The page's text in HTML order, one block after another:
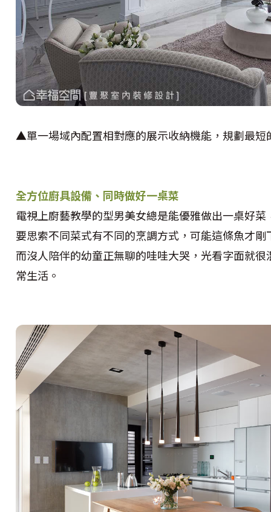
▲單一場域內配置相對應的展示收納機能，規劃最短
全方位廚具設備、同時做好一桌菜
電視上廚藝教學的型男美女總是能優雅做出一桌好
要思索不同菜式有不同的烹調方式，可能這條魚才
而沒人陪伴的幼童正無聊的哇哇大哭，光看字面就
常生活。